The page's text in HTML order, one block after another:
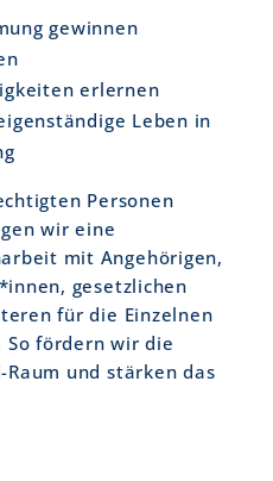
gewinnen
erlernen
Leben in
Personen
wir eine
mit Angehörigen,
gesetzlichen
für die Einzelnen
So fördern wir die
Raum und stärken das